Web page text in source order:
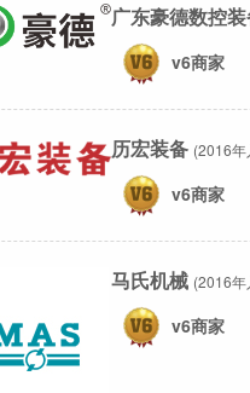
广东豪德数控
v6商家
历宏装备 (2016年
v6商家
马氏机械 (2016年
v6商家